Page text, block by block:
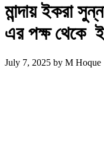
মান্দায় ইকরা
এর পক্ষ থেকে
July 7, 2025 by M Hoque